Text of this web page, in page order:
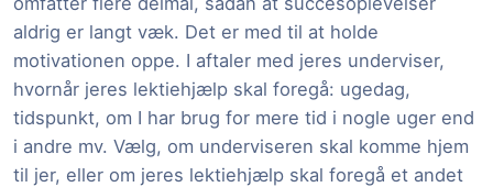
aldrig er langt væk. Det er med til at holde
motivationen oppe. I aftaler med jeres underviser,
hvornår jeres lektiehjælp skal foregå: ugedag,
tidspunkt, om I har brug for mere tid i nogle uger end
i andre mv. Vælg, om underviseren skal komme hjem
til jer, eller om jeres lektiehjælp skal foregå et andet